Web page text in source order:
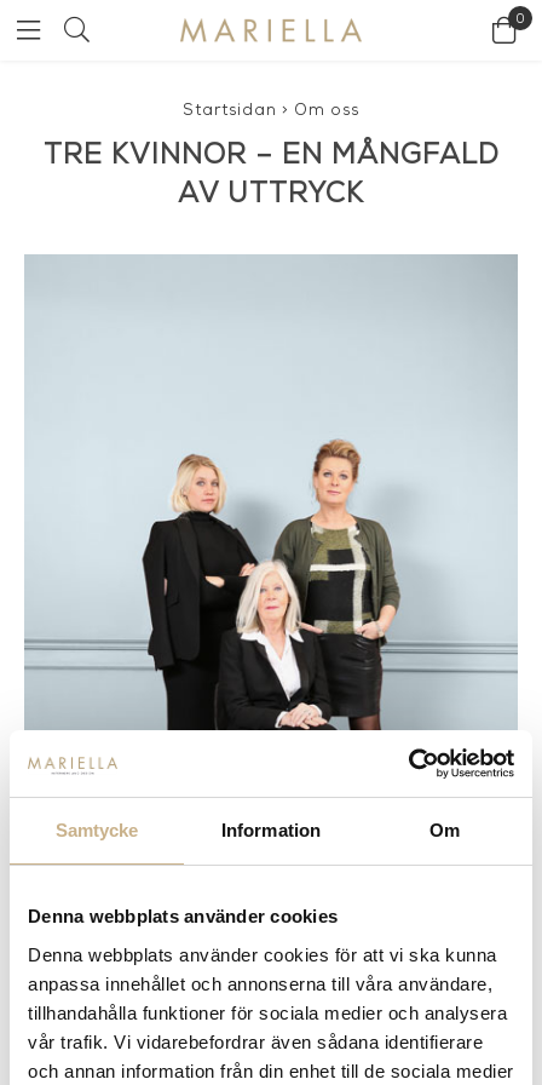
Samtycke Information Om
Denna webbplats använder cookies
Denna webbplats använder cookies för att vi ska kunna
anpassa innehållet och annonserna till våra användare,
tillhandahålla funktioner för sociala medier och analysera
vår trafik. Vi vidarebefordrar även sådana identifierare
och annan information från din enhet till de sociala medier
0
Startsidan > Om oss
TRE KVINNOR – EN MÅNGFALD
AV UTTRYCK
Tänk dig tre kvinnor. Tre kvinnor med stor kunskap om
design och inredning. Tre kvinnor med drivkraft och